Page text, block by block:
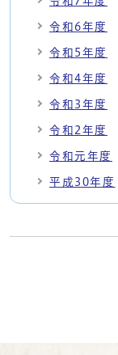
令和6年度
令和5年度
令和4年度
令和3年度
令和2年度
令和元年度
平成30年度